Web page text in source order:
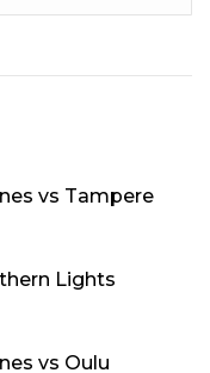
vs Tampere
Lights
vs Oulu